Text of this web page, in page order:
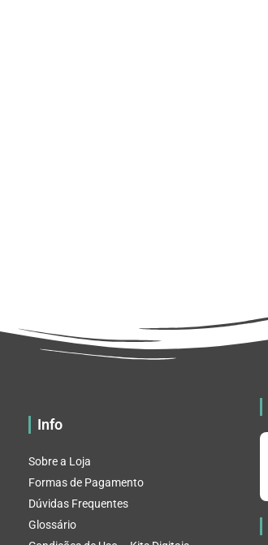
Info
Sobre a Loja
Formas de Pagamento
Dúvidas Frequentes
Glossário